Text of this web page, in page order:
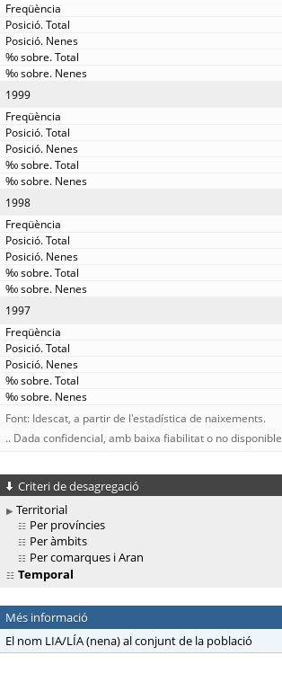
1999
1998
1997
Font: Idescat, a partir de l'estadística de naixements.
.. Dada confidencial, amb baixa fiabilitat o no disponible
Criteri de desagregació
Territorial
Per províncies
Per àmbits
Per comarques i Aran
Temporal
Més informació
El nom LIA/LÍA (nena) al conjunt de la població